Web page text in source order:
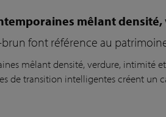
mêlant
font référence au
mêlant densité, verdure, intimité
de transition intelligentes créent un